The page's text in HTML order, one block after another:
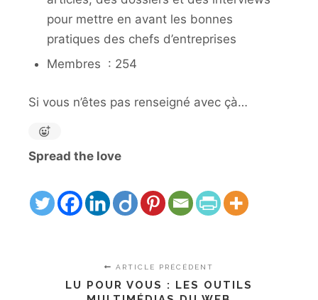
pour mettre en avant les bonnes
pratiques des chefs d’entreprises
Membres : 254
Si vous n’êtes pas renseigné avec çà…
Spread the love
ARTICLE PRÉCÉDENT
LU POUR VOUS : LES OUTILS